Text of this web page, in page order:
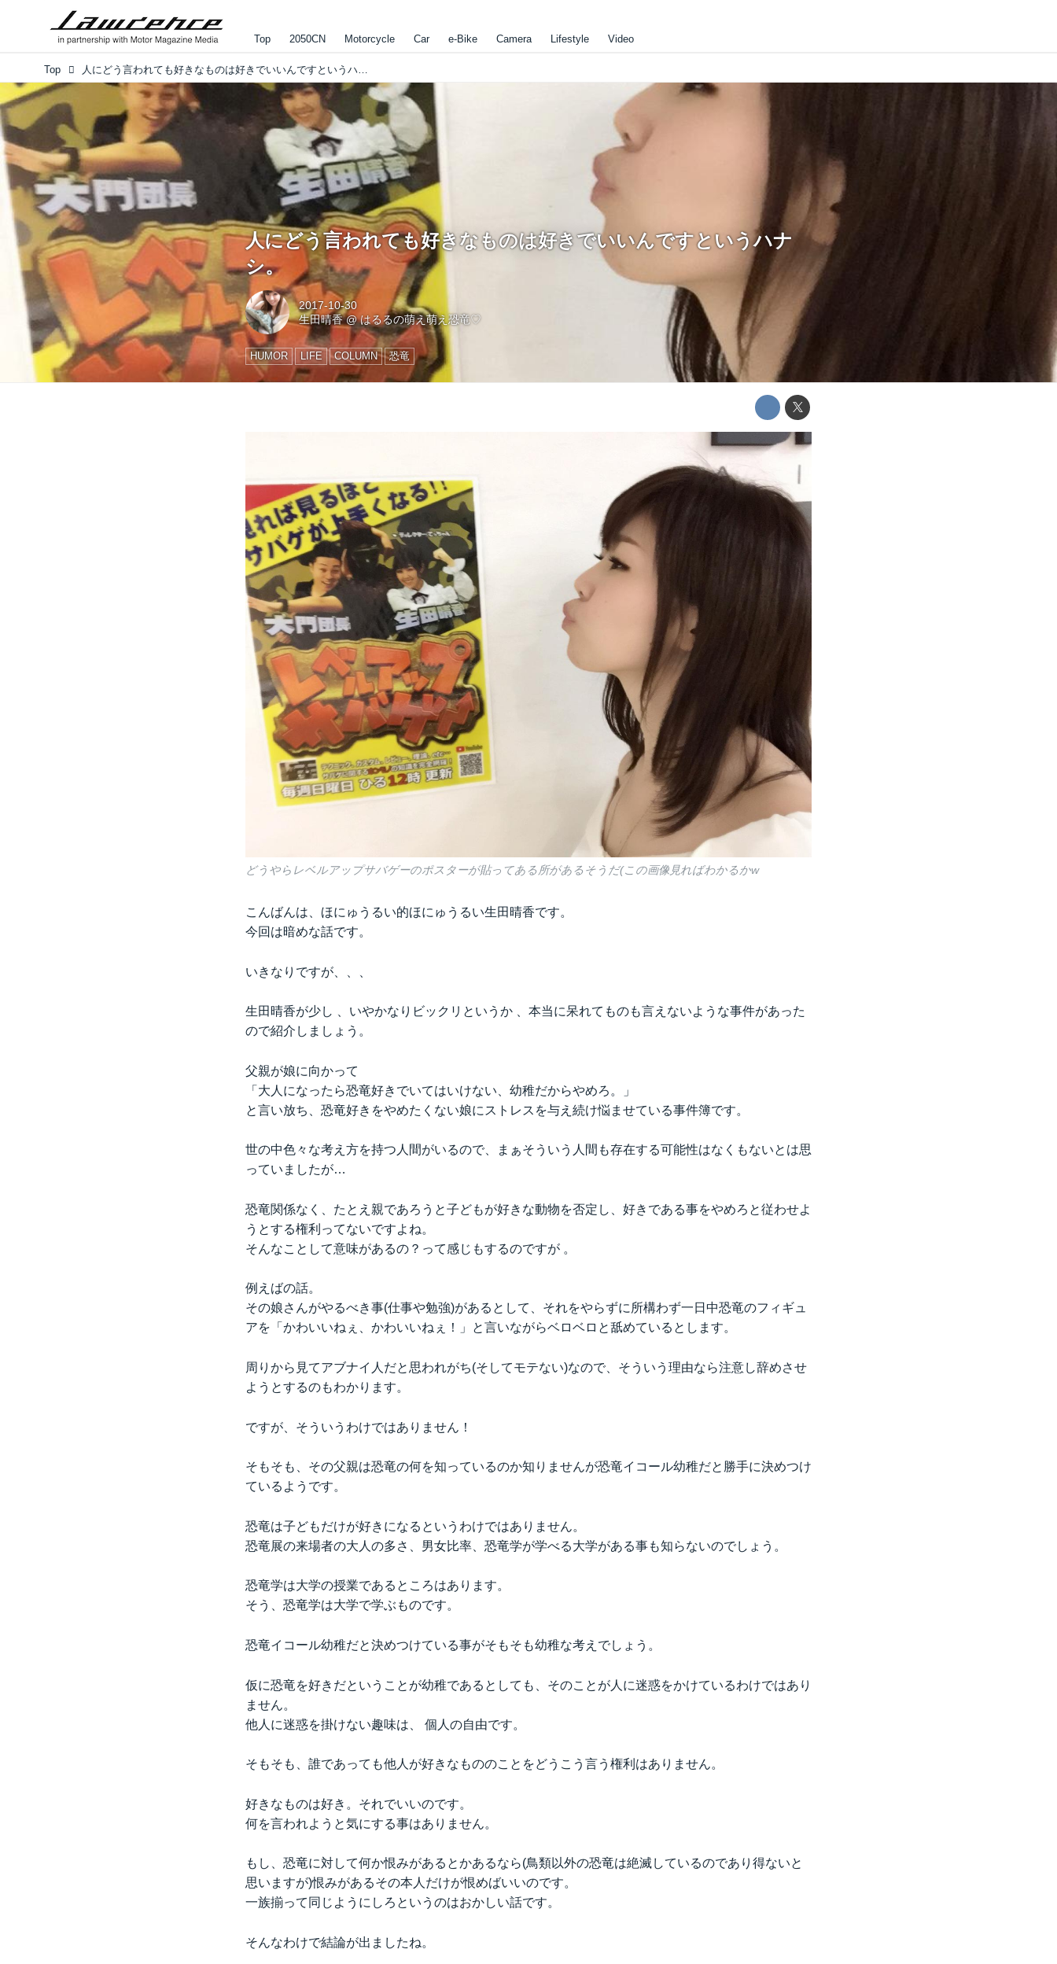
Top 2050CN Motorcycle Car e-Bike Camera Lifestyle Video
Top 人にどう言われても好きなものは好きでいいんですというハナシ。
人にどう言われても好きなものは好きでいいんですというハナ
シ。
2017-10-30
生田晴香@はるるの萌え萌え恐竜♡
HUMOR LIFE COLUMN 恐竜
どうやらレベルアップサバゲーのポスターが貼ってある所があるそうだ(この画像見ればわかるかw
こんばんは、ほにゅうるい的ほにゅうるい生田晴香です。
今回は暗めな話です。
いきなりですが、、、
生田晴香が少し 、いやかなりビックリというか 、本当に呆れてものも言えないような事件があった
ので紹介しましょう。
父親が娘に向かって
「大人になったら恐竜好きでいてはいけない、幼稚だからやめろ。」
と言い放ち、恐竜好きをやめたくない娘にストレスを与え続け悩ませている事件簿です。
世の中色々な考え方を持つ人間がいるので、まぁそういう人間も存在する可能性はなくもないとは思
っていましたが…
恐竜関係なく、たとえ親であろうと子どもが好きな動物を否定し、好きである事をやめろと従わせよ
うとする権利ってないですよね。
そんなことして意味があるの？って感じもするのですが 。
例えばの話。
その娘さんがやるべき事(仕事や勉強)があるとして、それをやらずに所構わず一日中恐竜のフィギュ
アを「かわいいねぇ、かわいいねぇ！」と言いながらベロベロと舐めているとします。
周りから見てアブナイ人だと思われがち(そしてモテない)なので、そういう理由なら注意し辞めさせ
ようとするのもわかります。
ですが、そういうわけではありません！
そもそも、その父親は恐竜の何を知っているのか知りませんが恐竜イコール幼稚だと勝手に決めつけ
ているようです。
恐竜は子どもだけが好きになるというわけではありません。
恐竜展の来場者の大人の多さ、男女比率、恐竜学が学べる大学がある事も知らないのでしょう。
恐竜学は大学の授業であるところはあります。
そう、恐竜学は大学で学ぶものです。
恐竜イコール幼稚だと決めつけている事がそもそも幼稚な考えでしょう。
仮に恐竜を好きだということが幼稚であるとしても、そのことが人に迷惑をかけているわけではあり
ません。
他人に迷惑を掛けない趣味は、 個人の自由です。
そもそも、誰であっても他人が好きなもののことをどうこう言う権利はありません。
好きなものは好き。それでいいのです。
何を言われようと気にする事はありません。
もし、恐竜に対して何か恨みがあるとかあるなら(鳥類以外の恐竜は絶滅しているのであり得ないと
思いますが)恨みがあるその本人だけが恨めばいいのです。
一族揃って同じようにしろというのはおかしい話です。
そんなわけで結論が出ましたね。